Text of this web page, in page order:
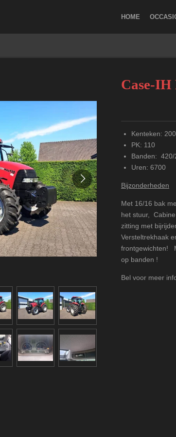
HOME
Case-IH
Kenteken:
PK: 110
Banden: 420/
Uren: 6700
Bijzonderheden
Met 16/16 bak
het stuur, Cabine
zitting met
Versteltrekhaak
frontgewichten!
op banden !
Bel voor meer